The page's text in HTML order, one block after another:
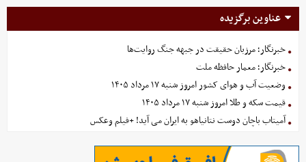
عناوین برگزیده
خبرنگار؛ مرزبان حقیقت در جبهه جنگ روایت‌ها
خبرنگار؛ معمار حافظه ملت
وضعیت آب و هوای کشور امروز شنبه ۱۷ مرداد ۱۴۰۵
قیمت سکه و طلا امروز شنبه ۱۷ مرداد ۱۴۰۵
آمیتاب باچان دوست نتانیاهو به ایران می آید! +فیلم وعکس